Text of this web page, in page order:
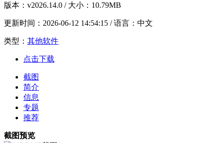
版本： v2026.14.0 / 大小：10.79MB
更新时间： 2026-06-12 14:54:15 / 语言：中文
类型： 其他软件
点击下载
截图
简介
信息
专题
推荐
截图预览